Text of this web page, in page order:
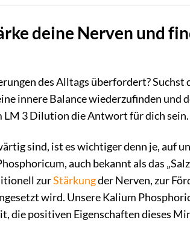
deine Nerven und
des Alltags überfordert? Suchst
innere Balance wiederzufinden und
LM 3 Dilution die Antwort für dich sein.
sind, ist es wichtiger denn je, auf
auch bekannt als das
zurStärkungder Nerven, zur
wird. Unsere Kalium
die positiven Eigenschaften dieses